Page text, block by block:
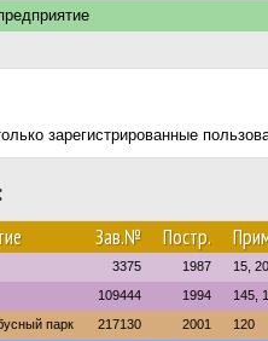
зарегистрированные
Зав.№ Постр.
3375 1987 15,
109444 1994 145,
парк 217130 2001 120